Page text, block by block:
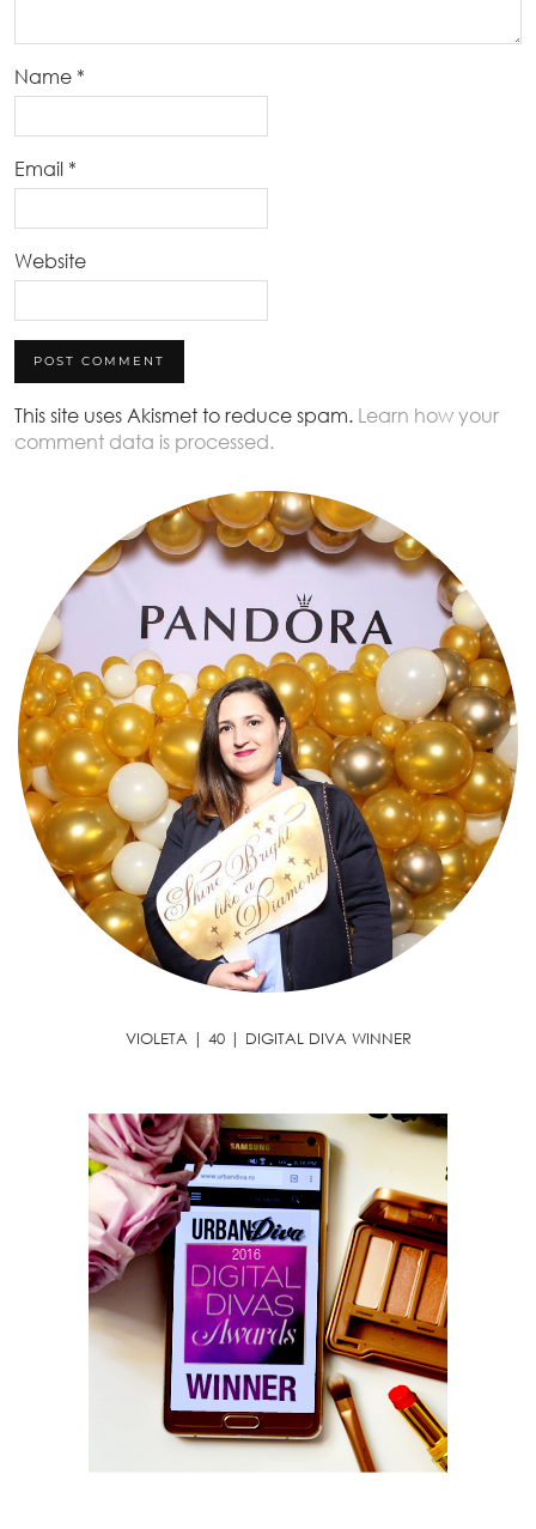
Name *
Email *
Website
This site uses Akismet to reduce spam. Learn how your
comment data is processed.
VIOLETA | 40 | DIGITAL DIVA WINNER